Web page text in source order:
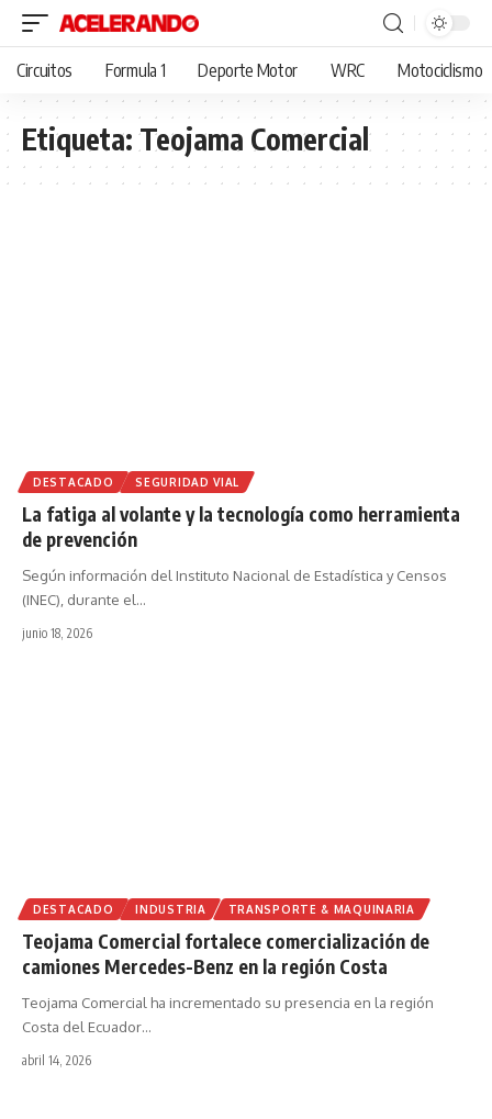
Circuitos Formula 1 Deporte Motor WRC Motociclismo
Etiqueta:Teojama Comercial
DESTACADO SEGURIDAD VIAL
La fatiga al volante y la tecnología como herramienta
de prevención
Según información del Instituto Nacional de Estadística y Censos
(INEC), durante el…
junio 18, 2026
DESTACADO INDUSTRIA TRANSPORTE & MAQUINARIA
Teojama Comercial fortalece comercialización de
camiones Mercedes-Benz en la región Costa
Teojama Comercial ha incrementado su presencia en la región
Costa del Ecuador…
abril 14, 2026